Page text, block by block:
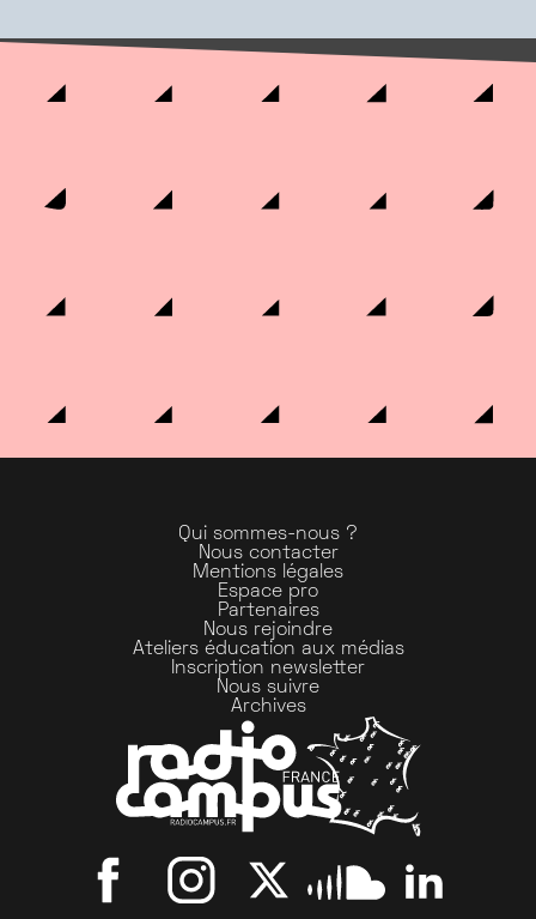
Qui sommes-nous ?
Nous contacter
Mentions légales
Espace pro
Partenaires
Nous rejoindre
Ateliers éducation aux médias
Inscription newsletter
Nous suivre
Archives